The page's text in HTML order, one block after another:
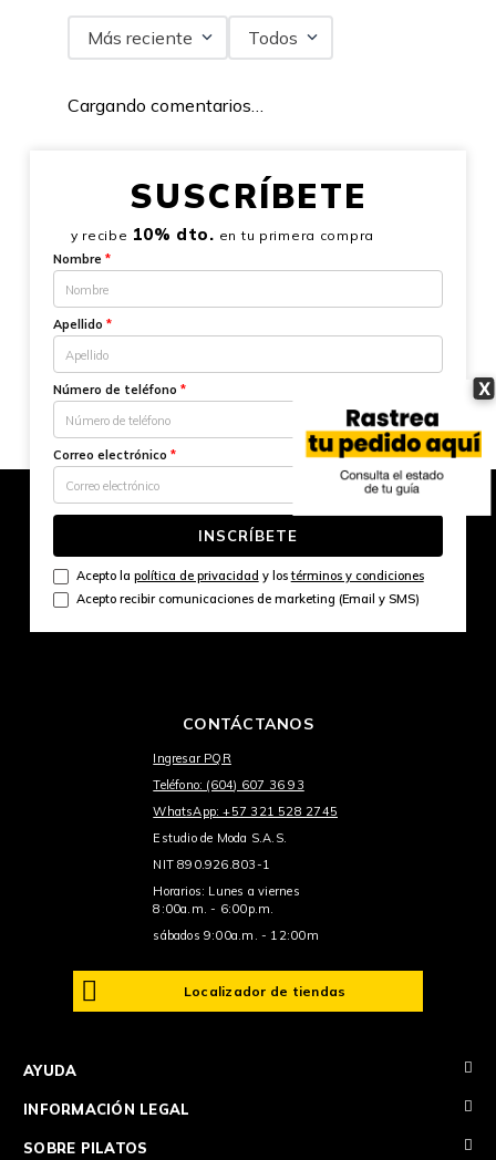
X
Más reciente Todos
Cargando comentarios…
SUSCRÍBETE
y recibe 10% dto. en tu primera compra
Nombre *
Apellido *
Número de teléfono *
Correo electrónico *
INSCRÍBETE
Acepto la política de privacidad y lostérminos y condiciones
Acepto recibir comunicaciones de marketing (Email y SMS)
CONTÁCTANOS
Ingresar PQR
Teléfono: (604) 607 36 93
WhatsApp: +57 321 528 2745
Estudio de Moda S.A.S.
NIT 890.926.803-1
Horarios: Lunes a viernes
8:00a.m. - 6:00p.m.
sábados 9:00a.m. - 12:00m
Localizador de tiendas
AYUDA +
INFORMACIÓN LEGAL +
SOBRE PILATOS +